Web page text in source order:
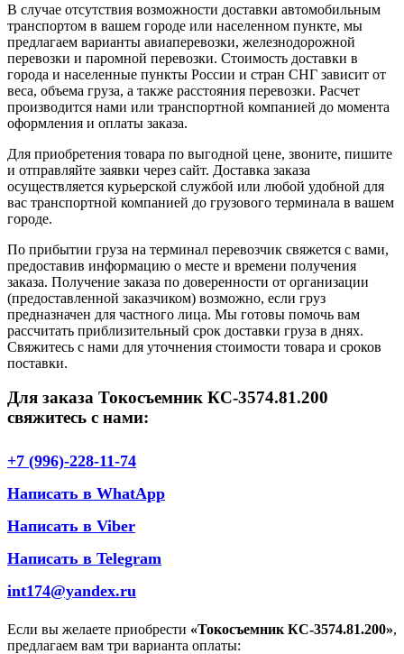
В случае отсутствия возможности доставки автомобильным
транспортом в вашем городе или населенном пункте, мы
предлагаем варианты авиаперевозки, железнодорожной
перевозки и паромной перевозки. Стоимость доставки в
города и населенные пункты России и стран СНГ зависит от
веса, объема груза, а также расстояния перевозки. Расчет
производится нами или транспортной компанией до момента
оформления и оплаты заказа.
Для приобретения товара по выгодной цене, звоните, пишите
и отправляйте заявки через сайт. Доставка заказа
осуществляется курьерской службой или любой удобной для
вас транспортной компанией до грузового терминала в вашем
городе.
По прибытии груза на терминал перевозчик свяжется с вами,
предоставив информацию о месте и времени получения
заказа. Получение заказа по доверенности от организации
(предоставленной заказчиком) возможно, если груз
предназначен для частного лица. Мы готовы помочь вам
рассчитать приблизительный срок доставки груза в днях.
Свяжитесь с нами для уточнения стоимости товара и сроков
поставки.
Для заказа Токосъемник КС-3574.81.200
свяжитесь с нами:
+7 (996)-228-11-74
Написать в WhatApp
Написать в Viber
Написать в Telegram
int174@yandex.ru
Если вы желаете приобрести «Токосъемник КС-3574.81.200»,
предлагаем вам три варианта оплаты: